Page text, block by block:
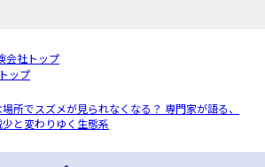
会社トップ
ップ
所でスズメが見られなくなる？ 専門家が語る、
と変わりゆく生態系